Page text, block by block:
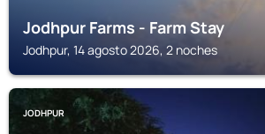
Jodhpur Farms - Farm Stay
Jodhpur, 14 agosto 2026, 2 noches
JODHPUR